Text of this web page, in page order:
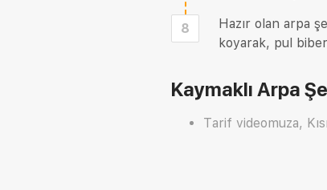
8
Hazır olan arpa
koyarak, pul
Kaymaklı Arpa
Tarif videomuza,